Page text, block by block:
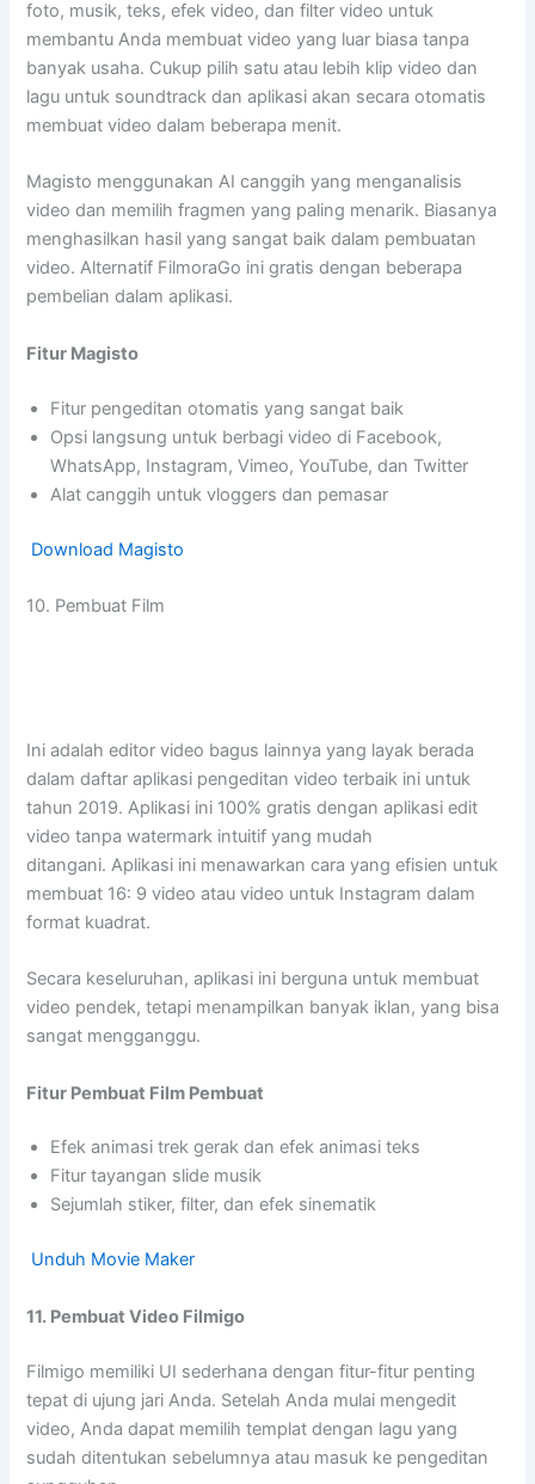
foto, musik, teks, efek video, dan filter video untuk
membantu Anda membuat video yang luar biasa tanpa
banyak usaha. Cukup pilih satu atau lebih klip video dan
lagu untuk soundtrack dan aplikasi akan secara otomatis
membuat video dalam beberapa menit.
Magisto menggunakan AI canggih yang menganalisis
video dan memilih fragmen yang paling menarik. Biasanya
menghasilkan hasil yang sangat baik dalam pembuatan
video. Alternatif FilmoraGo ini gratis dengan beberapa
pembelian dalam aplikasi.
Fitur Magisto
Fitur pengeditan otomatis yang sangat baik
Opsi langsung untuk berbagi video di Facebook,
WhatsApp, Instagram, Vimeo, YouTube, dan Twitter
Alat canggih untuk vloggers dan pemasar
Download Magisto
10. Pembuat Film
Ini adalah editor video bagus lainnya yang layak berada
dalam daftar aplikasi pengeditan video terbaik ini untuk
tahun 2019. Aplikasi ini 100% gratis dengan aplikasi edit
video tanpa watermark intuitif yang mudah
ditangani. Aplikasi ini menawarkan cara yang efisien untuk
membuat 16: 9 video atau video untuk Instagram dalam
format kuadrat.
Secara keseluruhan, aplikasi ini berguna untuk membuat
video pendek, tetapi menampilkan banyak iklan, yang bisa
sangat mengganggu.
Fitur Pembuat Film Pembuat
Efek animasi trek gerak dan efek animasi teks
Fitur tayangan slide musik
Sejumlah stiker, filter, dan efek sinematik
Unduh Movie Maker
11. Pembuat Video Filmigo
Filmigo memiliki UI sederhana dengan fitur-fitur penting
tepat di ujung jari Anda. Setelah Anda mulai mengedit
video, Anda dapat memilih templat dengan lagu yang
sudah ditentukan sebelumnya atau masuk ke pengeditan